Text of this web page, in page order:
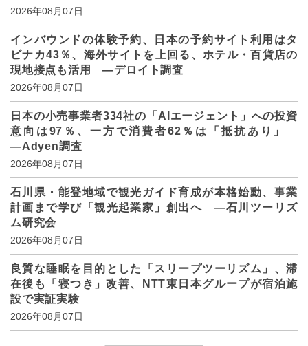
2026年08月07日
インバウンドの体験予約、日本の予約サイト利用はタ
ビナカ43％、海外サイトを上回る、ホテル・百貨店の
現地接点も活用 ―デロイト調査
2026年08月07日
日本の小売事業者334社の「AIエージェント」への投資
意向は97％、一方で消費者62％は「抵抗あり」
―Adyen調査
2026年08月07日
石川県・能登地域で観光ガイド育成が本格始動、事業
計画まで学び「観光起業家」創出へ ―石川ツーリズ
ム研究会
2026年08月07日
良質な睡眠を目的とした「スリープツーリズム」、滞
在後も「寝つき」改善、NTT東日本グループが宿泊施
設で実証実験
2026年08月07日